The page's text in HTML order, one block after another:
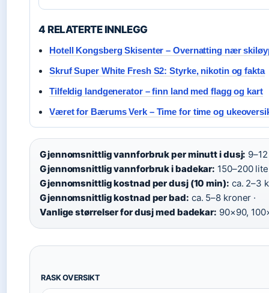
4 RELATERTE INNLEGG
Hotell Kongsberg Skisenter – Overnatting nær
Skruf Super White Fresh S2: Styrke, nikotin og fakta
Tilfeldig landgenerator – finn land med flagg og kart
Været for Bærums Verk – Time for time og
Gjennomsnittlig vannforbruk per minutt i dusj:
Gjennomsnittlig vannforbruk i badekar: 150–200
Gjennomsnittlig kostnad per dusj (10 min): ca. 2–3
Gjennomsnittlig kostnad per bad: ca. 5–8 kroner ·
Vanlige størrelser for dusj med badekar: 90×90,
RASK OVERSIKT